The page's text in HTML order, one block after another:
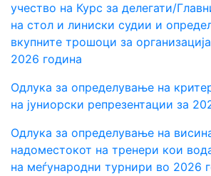
учество на Курс за делегати/
на стол и линиски судии и
вкупните трошоци за
2026 година
Одлука за определување на
на јуниорски репрезентации за
Одлука за определување на
надоместокот на тренери кои
на меѓународни турнири во 2026